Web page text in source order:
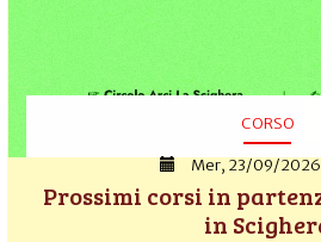
CORSO
Mer, 23/09/
Prossimi corsi in
in